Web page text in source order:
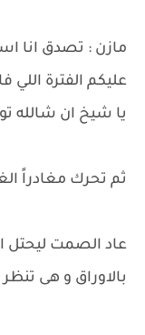
مازن : تصدق انا
عليكم الفترة
يا شيخ ان شالله
ثم تحرك مغادراً
عاد الصمت ليحتل
بالاوراق و هى